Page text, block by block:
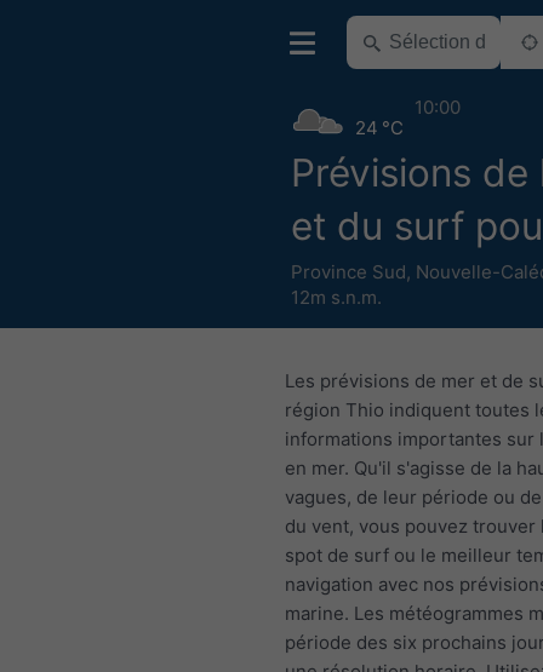
Prévisions de
et du surf
Province Sud, Nouvelle-
12m s.n.m.
24 °C
10:00
Les prévisions de mer et de
région Thio indiquent toutes
informations importantes sur
en mer. Qu'il s'agisse de la
vagues, de leur période ou
du vent, vous pouvez trouver
spot de surf ou le meilleur
navigation avec nos
marine. Les météogrammes
période des six prochains